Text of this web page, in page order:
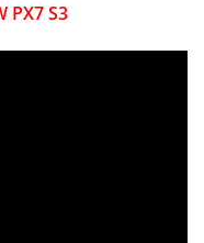
PX7 S3